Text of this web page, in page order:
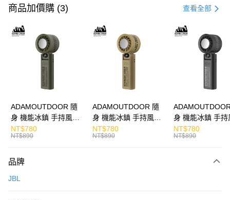
信用卡一次付款
LINE Pay
Apple Pay
運送方式
免運費
付款後7-11取貨
商品加價購 (3) 查看全部
ADAMOUTDOOR 隨
身 機能冰鎮 手持風扇
掛繩
NT$780
NT$890
ADAMOUTDOOR 隨
身 機能冰鎮 手持風扇
掛繩
NT$780
NT$890
身 機能冰鎮 手持
掛繩
NT$780
NT$890
品牌
JBL